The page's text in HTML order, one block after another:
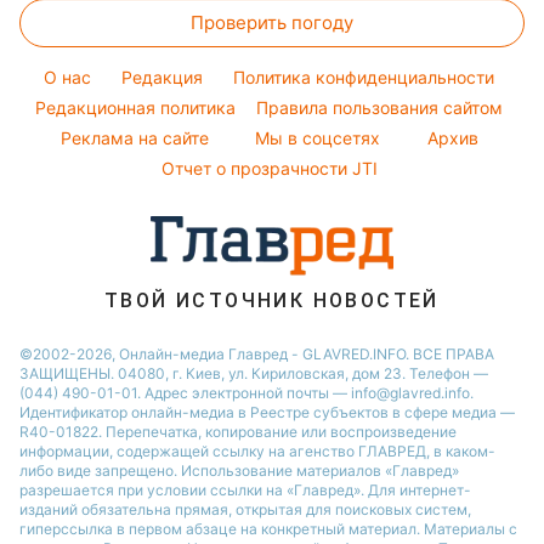
Виталий Козловский
Новости Полтавы
Новости Одессы
Новости Сум
Новости Черкассы
Простые блюда
Погода на сегодня
Погода на завтра
Пылевая буря
Окрашивание волос
Красивый маникюр
Модные ошибки
Новости моды
Советы от Андре Тана
Проверить погоду
O нас Редакция
Политика конфиденциальности
Редакционная политика
Правила пользования сайтом
Реклама на сайте
Мы в соцсетях
Архив
Отчет о прозрачности JTI
ТВОЙ ИСТОЧНИК НОВОСТЕЙ
©2002-2026, Онлайн-медиа Главред - GLAVRED.INFO. ВСЕ ПРАВА
ЗАЩИЩЕНЫ. 04080, г. Киев, ул. Кириловская, дом 23. Телефон —
(044) 490-01-01. Адрес электронной почты — info@glavred.info.
Идентификатор онлайн-медиа в Реестре cубъектов в сфере медиа —
R40-01822. Перепечатка, копирование или воспроизведение
информации, содержащей ссылку на агенство ГЛАВРЕД, в каком-
либо виде запрещено. Использование материалов «Главред»
разрешается при условии ссылки на «Главред». Для интернет-
изданий обязательна прямая, открытая для поисковых систем,
гиперссылка в первом абзаце на конкретный материал. Материалы с